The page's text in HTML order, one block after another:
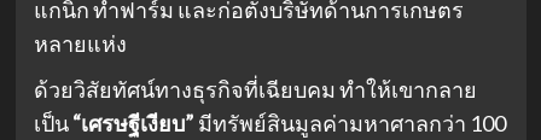
แกนิก ทำฟาร์ม และก่อตั้งบริษัทด้านการเกษตร
หลายแห่ง
ด้วยวิสัยทัศน์ทางธุรกิจที่เฉียบคม ทำให้เขากลาย
เป็น“เศรษฐีเงียบ” มีทรัพย์สินมูลค่ามหาศาลกว่า 100